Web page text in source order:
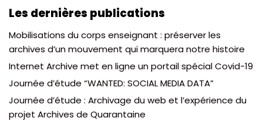
Les dernières publications
Mobilisations du corps enseignant : préserver les
archives d’un mouvement qui marquera notre histoire
Internet Archive met en ligne un portail spécial Covid-19
Journée d’étude “WANTED: SOCIAL MEDIA DATA”
Journée d’étude : Archivage du web et l’expérience du
projet Archives de Quarantaine